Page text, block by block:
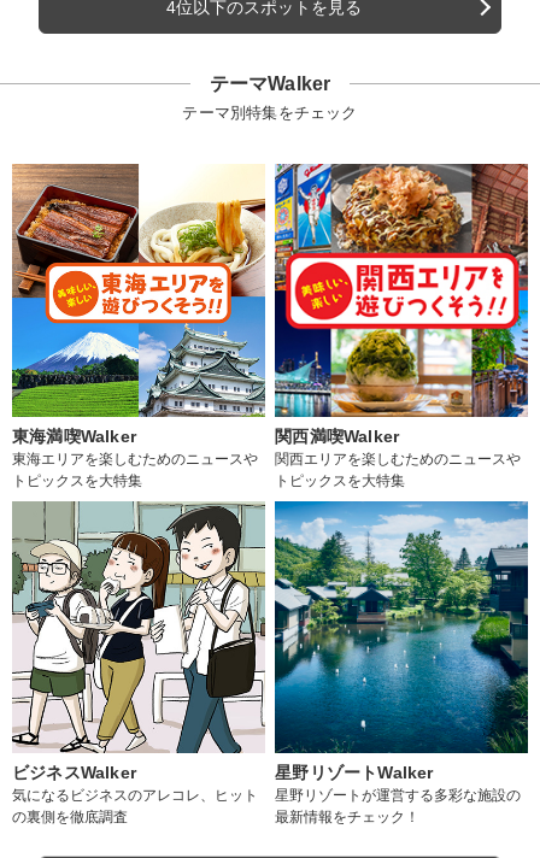
4位以下のスポットを見る
テーマWalker
テーマ別特集をチェック
東海満喫Walker
東海エリアを楽しむためのニュースや
トピックスを大特集
関西満喫Walker
関西エリアを楽しむためのニュースや
トピックスを大特集
ビジネスWalker
気になるビジネスのアレコレ、ヒット
の裏側を徹底調査
星野リゾートWalker
星野リゾートが運営する多彩な施設の
最新情報をチェック！